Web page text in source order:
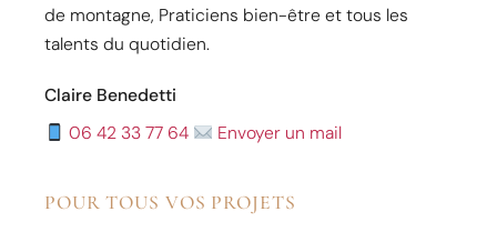
de montagne, Praticiens bien-être et tous les
talents du quotidien.
Claire Benedetti
06 42 33 77 64
Envoyer un mail
POUR TOUS VOS PROJETS